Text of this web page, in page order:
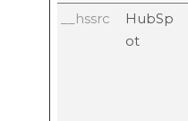
__hssrc
HubSp
ot